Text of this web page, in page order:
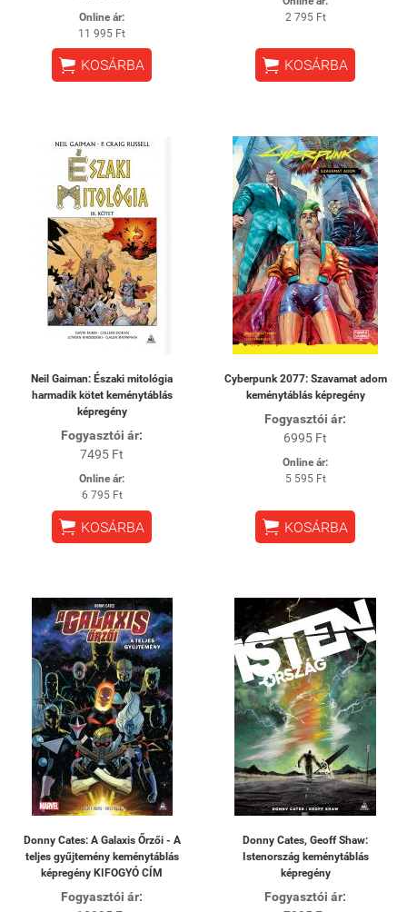
Online ár:
11 995 Ft
 KOSÁRBA
2 795 Ft
 KOSÁRBA
Neil Gaiman: Északi mitológia
harmadik kötet keménytáblás
képregény
Fogyasztói ár:
7495 Ft
Online ár:
6 795 Ft
 KOSÁRBA
Cyberpunk 2077: Szavamat adom
keménytáblás képregény
Fogyasztói ár:
6995 Ft
Online ár:
5 595 Ft
 KOSÁRBA
Donny Cates: A Galaxis Őrzői - A
teljes gyűjtemény keménytáblás
képregény KIFOGYÓ CÍM
Fogyasztói ár:
Donny Cates, Geoff Shaw:
Istenország keménytáblás
képregény
Fogyasztói ár: